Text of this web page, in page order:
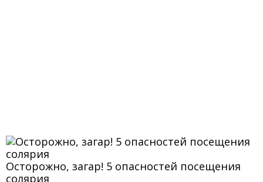
Осторожно, загар! 5 опасностей посещения
солярия